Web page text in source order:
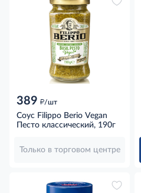
389 д/шт
Соус Filippo Berio Vegan
Песто классический, 190г
Только в торговом центре